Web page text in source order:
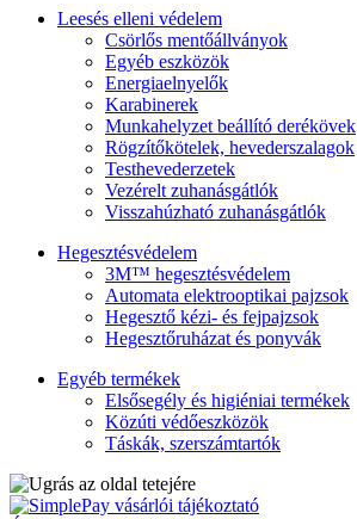
Leesés elleni védelem
Csörlős mentőállványok
Egyéb eszközök
Energiaelnyelők
Karabinerek
Munkahelyzet beállító derékövek
Rögzítőkötelek, hevederszalagok
Testhevederzetek
Vezérelt zuhanásgátlók
Visszahúzható zuhanásgátlók
Hegesztésvédelem
3M™ hegesztésvédelem
Automata elektrooptikai pajzsok
Hegesztő kézi- és fejpajzsok
Hegesztőruházat és ponyvák
Egyéb termékek
Elsősegély és higiéniai termékek
Közúti védőeszközök
Táskák, szerszámtartók